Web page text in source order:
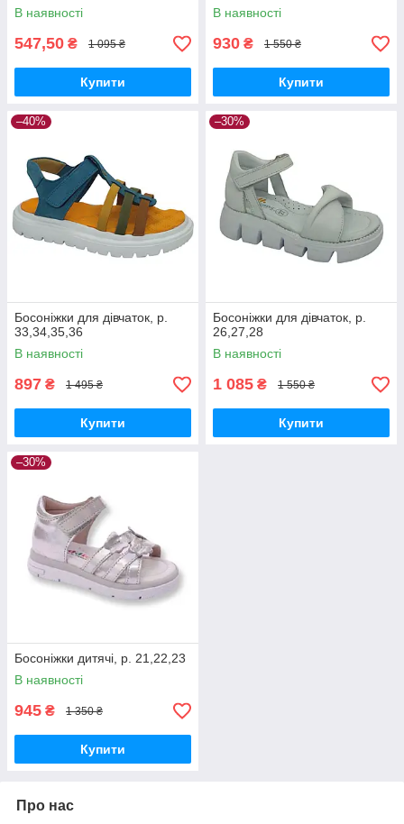
В наявності
547,50 ₴ 1 095 ₴
Купити
В наявності
930 ₴ 1 550 ₴
Купити
–40%
Босоніжки для дівчаток, р.
33,34,35,36
В наявності
897 ₴ 1 495 ₴
Купити
–30%
Босоніжки для дівчаток, р.
26,27,28
В наявності
1 085 ₴ 1 550 ₴
Купити
–30%
Босоніжки дитячі, р. 21,22,23
В наявності
945 ₴ 1 350 ₴
Купити
Про нас